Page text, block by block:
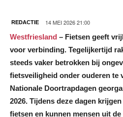
REDACTIE 14 MEI 2026 21:00
Westfriesland – Fietsen geeft
voor verbinding. Tegelijkertijd
steeds vaker betrokken bij
fietsveiligheid onder ouderen te
Nationale Doortrapdagen
2026. Tijdens deze dagen
fietsen en kunnen mensen uit